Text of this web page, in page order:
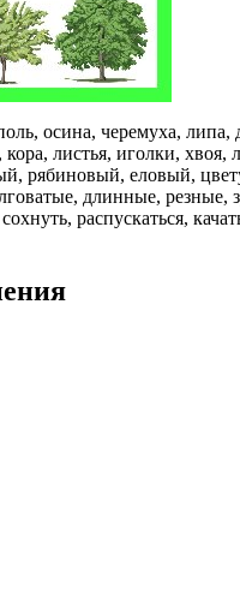
осина, черемуха,
листья, иголки, хвоя,
рябиновый, еловый,
длинные, резные,
рас­пускаться,